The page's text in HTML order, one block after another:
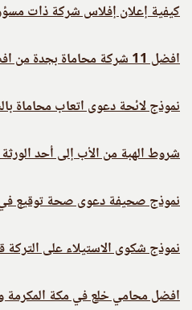
كيفية إعلان إفلاس شركة ذات
افضل 11 شركة محاماة بجدة من افضل شركات المحاماة
نموذج لائحة دعوى اتعاب محاماة
شروط الهبة من الأب إلى أحد
نموذج صحيفة دعوى صحة توقيع
نموذج شكوى الاستيلاء على التركة
افضل محامي خلع في مكة المكرمة